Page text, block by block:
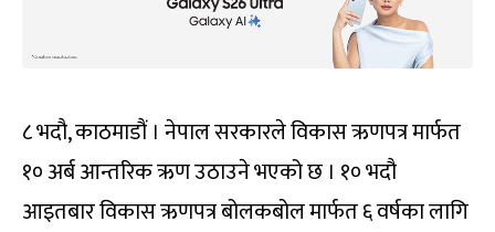
८ भदौ, काठमाडौं । नेपाल सरकारले विकास ऋणपत्र मार्फत
१० अर्ब आन्तरिक ऋण उठाउने भएको छ । १० भदौ
आइतबार विकास ऋणपत्र बोलकबोल मार्फत ६ वर्षका लागि